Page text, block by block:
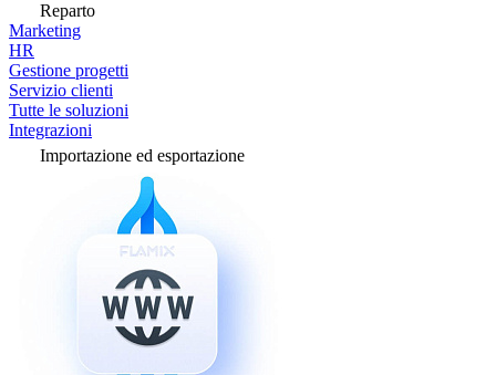
Reparto
Marketing
HR
Gestione progetti
Servizio clienti
Tutte le soluzioni
Integrazioni
Importazione ed esportazione